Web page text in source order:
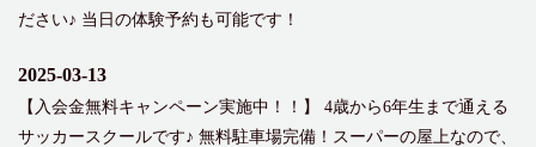
ださい♪ 当日の体験予約も可能です！
2025-03-13
【入会金無料キャンペーン実施中！！】 4歳から6年生まで通える
サッカースクールです♪ 無料駐車場完備！スーパーの屋上なので、